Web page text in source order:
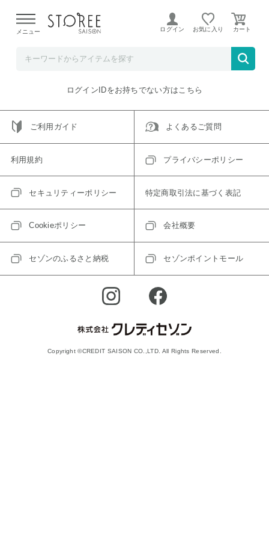
よる配送遅延が発生しております。
メニュー ログイン お気に入り
ご指定のアイテムは取り扱い終了、またはただいま取り扱い
トップへ戻る
ログインIDをお持ちでない方はこちら
ご利用ガイド よくあるご質問
利用規約 プライバシーポリシー
セキュリティーポリシー 特定商取引法に基づく表記
Cookieポリシー 会社概要
セゾンのふるさと納税 セゾンポイントモール
Copyright ©CREDIT SAISON CO.,LTD. All Rights Reserved.